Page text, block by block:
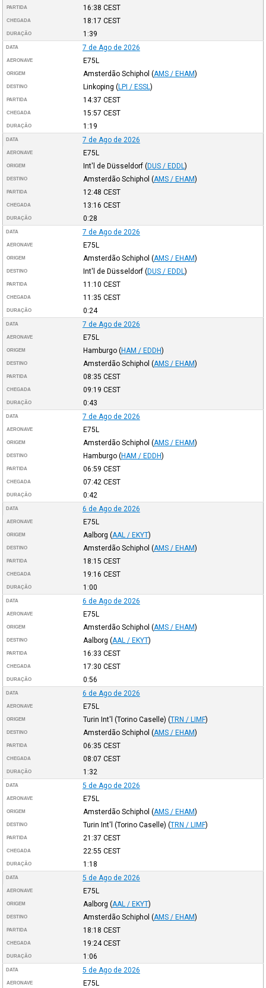
PARTIDA 16:38 CEST
CHEGADA 18:17 CEST
DURAÇÃO 1:39
DATA 7 de Ago de 2026
AERONAVE E75L
ORIGEM Amsterdão Schiphol (AMS / EHAM)
DESTINO Linkoping (LPI / ESSL )
PARTIDA 14:37 CEST
CHEGADA 15:57 CEST
DURAÇÃO 1:19
DATA 7 de Ago de 2026
AERONAVE E75L
ORIGEM Int'l de Düsseldorf (DUS / EDDL )
DESTINO Amsterdão Schiphol (AMS / EHAM)
PARTIDA 12:48 CEST
CHEGADA 13:16 CEST
DURAÇÃO 0:28
DATA 7 de Ago de 2026
AERONAVE E75L
ORIGEM Amsterdão Schiphol (AMS / EHAM)
DESTINO Int'l de Düsseldorf (DUS / EDDL )
PARTIDA 11:10 CEST
CHEGADA 11:35 CEST
DURAÇÃO 0:24
DATA 7 de Ago de 2026
AERONAVE E75L
ORIGEM Hamburgo (HAM / EDDH)
DESTINO Amsterdão Schiphol (AMS / EHAM)
PARTIDA 08:35 CEST
CHEGADA 09:19 CEST
DURAÇÃO 0:43
DATA 7 de Ago de 2026
AERONAVE E75L
ORIGEM Amsterdão Schiphol (AMS / EHAM)
DESTINO Hamburgo (HAM / EDDH)
PARTIDA 06:59 CEST
CHEGADA 07:42 CEST
DURAÇÃO 0:42
DATA 6 de Ago de 2026
AERONAVE E75L
ORIGEM Aalborg (AAL / EKYT)
DESTINO Amsterdão Schiphol (AMS / EHAM)
PARTIDA 18:15 CEST
CHEGADA 19:16 CEST
DURAÇÃO 1:00
DATA 6 de Ago de 2026
AERONAVE E75L
ORIGEM Amsterdão Schiphol (AMS / EHAM)
DESTINO Aalborg (AAL / EKYT)
PARTIDA 16:33 CEST
CHEGADA 17:30 CEST
DURAÇÃO 0:56
DATA 6 de Ago de 2026
AERONAVE E75L
ORIGEM Turin Int'l (Torino Caselle) (TRN / LIMF)
DESTINO Amsterdão Schiphol (AMS / EHAM)
PARTIDA 06:35 CEST
CHEGADA 08:07 CEST
DURAÇÃO 1:32
DATA 5 de Ago de 2026
AERONAVE E75L
ORIGEM Amsterdão Schiphol (AMS / EHAM)
DESTINO Turin Int'l (Torino Caselle) (TRN / LIMF)
PARTIDA 21:37 CEST
CHEGADA 22:55 CEST
DURAÇÃO 1:18
DATA 5 de Ago de 2026
AERONAVE E75L
ORIGEM Aalborg (AAL / EKYT)
DESTINO Amsterdão Schiphol (AMS / EHAM)
PARTIDA 18:18 CEST
CHEGADA 19:24CEST
DURAÇÃO 1:06
DATA 5 de Ago de 2026
AERONAVE E75L